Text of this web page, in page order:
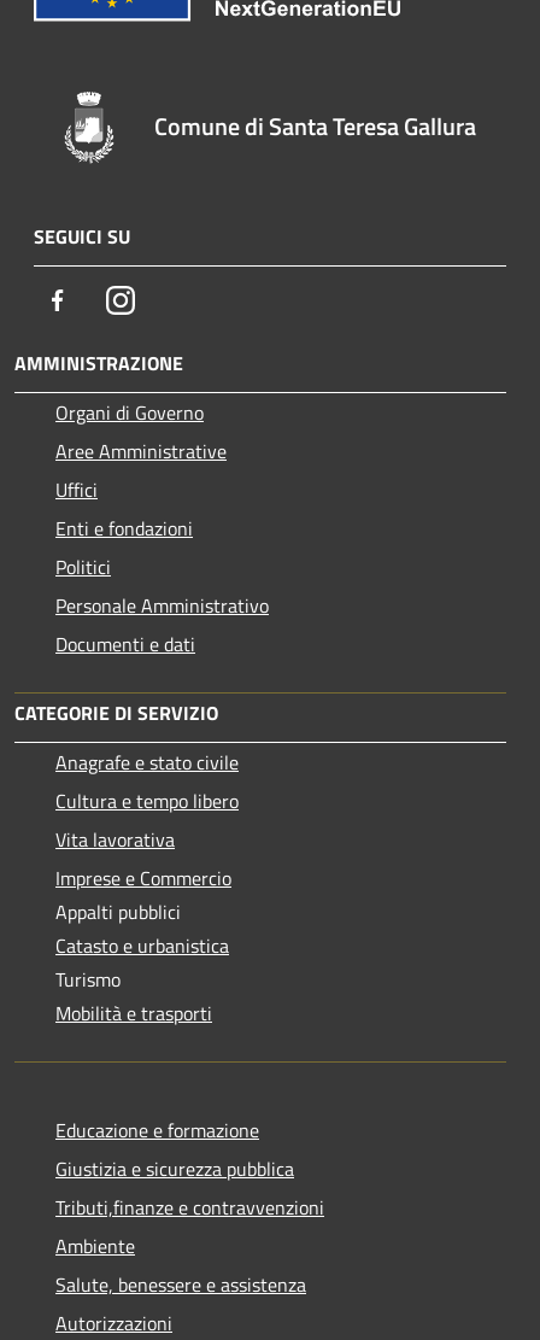
Comune di Santa Teresa Gallura
SEGUICI SU
FacebookInstagram
AMMINISTRAZIONE
Organi di Governo
Aree Amministrative
Uffici
Enti e fondazioni
Politici
Personale Amministrativo
Documenti e dati
CATEGORIE DI SERVIZIO
Anagrafe e stato civile
Cultura e tempo libero
Vita lavorativa
Imprese e Commercio
Appalti pubblici
Catasto e urbanistica
Turismo
Mobilità e trasporti
Educazione e formazione
Giustizia e sicurezza pubblica
Tributi,finanze e contravvenzioni
Ambiente
Salute, benessere e assistenza
Autorizzazioni